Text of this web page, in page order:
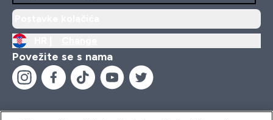
Povežite se s nama